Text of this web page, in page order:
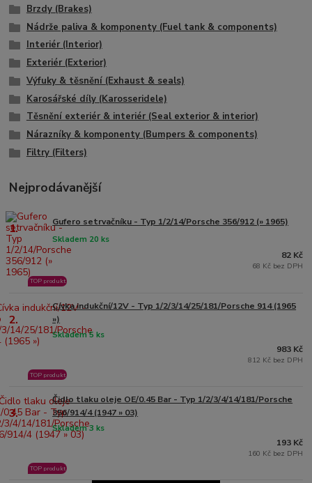
Brzdy (Brakes)
Nádrže paliva & komponenty (Fuel tank & components)
Interiér (Interior)
Exteriér (Exterior)
Výfuky & těsnění (Exhaust & seals)
Karosářské díly (Karosseridele)
Těsnění exteriér & interiér (Seal exterior & interior)
Nárazníky & komponenty (Bumpers & components)
Filtry (Filters)
Nejprodávanější
1. Gufero setrvačníku - Typ 1/2/14/Porsche 356/912 (» 1965)
Skladem 20 ks
TOP produkt
82 Kč
68 Kč bez DPH
2.
Cívka indukční/12V - Typ 1/2/3/14/25/181/Porsche 914 (1965
»)
Skladem 5 ks
TOP produkt
983 Kč
812 Kč bez DPH
3.
Čidlo tlaku oleje OE/0.45 Bar - Typ 1/2/3/4/14/181/Porsche
356/914/4 (1947 » 03)
Skladem 3 ks
TOP produkt
193 Kč
160 Kč bez DPH